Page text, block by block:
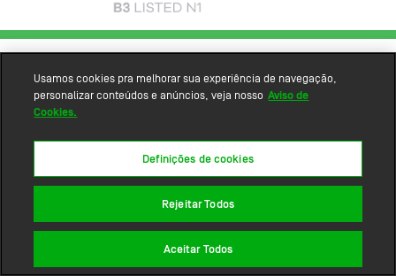
Usamos cookies pra melhorar sua experiência de navegação,
personalizar conteúdos e anúncios, veja nosso Aviso de
Cookies.
Definições de cookies
Rejeitar Todos
Aceitar Todos